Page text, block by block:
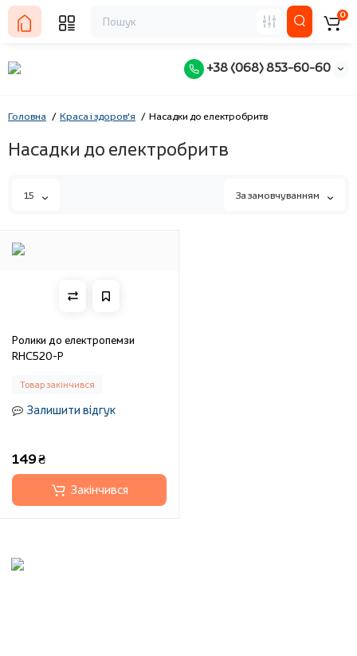
+38 (068) 853-60-60
0
Головна Краса і здоров'я Насадки до електробритв
Насадки до електробритв
15 За замовчуванням
Ролики до електропемзи
RHC520-P
Товар закінчився
Залишити відгук
149 ₴
Закінчився